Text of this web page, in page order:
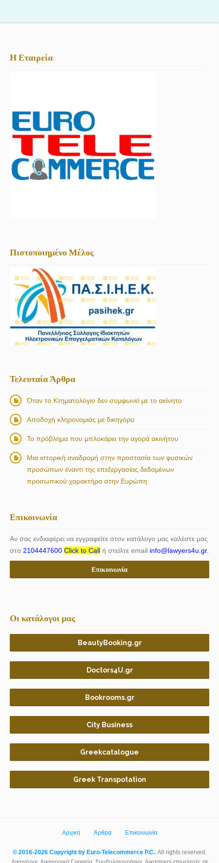
Η Εταιρεία
Πιστοποιημένο Μέλος
Τελευταία Άρθρα
Όταν το Κτηματολόγιο δεν συμφωνεί με το ακίνητο
Αποδοχή κληρονομιάς με δικηγόρο
Το πρόβλημα που μπλοκάρει την αγορά ακινήτου
Μια ιστορική αναδρομή στην προστασία των φυσικών
προσώπων έναντι της επεξεργασίας δεδομένων
προσωπικού χαρακτήρα στην Ευρώπη
Επικοινωνία
Αν σας ενδιαφέρει να εγγραφείτε στον κατάλογο μας καλέστε μας
στο 2104447600 Click to Call ή στείλτε email info@lawyers4u.gr.
Επικοινωνία
Οι κατάλογοι μας
BeautyBooking.gr
Doctors4U.gr
Bookrooms.gr
City Business
Greekcatalogue
Greek Transpotation
Αρχική Άρθρα Επικοινωνία
© 2016-2026 Copyright by Euro-Telecommerce P.C.. All rights reserved.